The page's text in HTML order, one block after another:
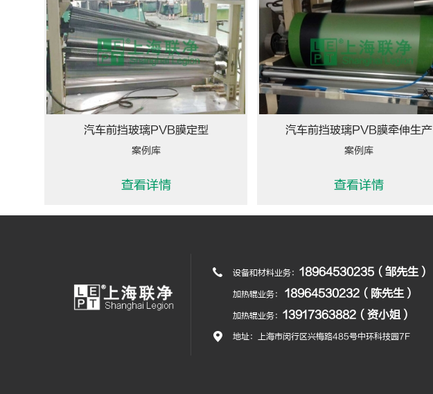
汽车前挡玻璃PVB膜定型
案例库
查看详情
汽车前挡玻璃PVB膜牵伸生产
案例库
查看详情
设备和材料业务： 18964530235（邹先生）
加热辊业务： 18964530232（陈先生）
加热辊业务： 13917363882（资小姐）
地址：上海市闵行区兴梅路485号中环科技园7F